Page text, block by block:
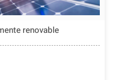
renovable